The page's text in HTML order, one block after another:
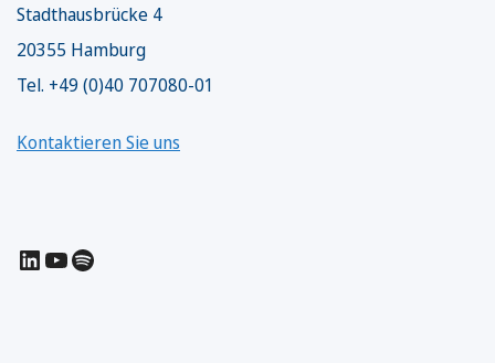
Stadthausbrücke 4
20355 Hamburg
Tel. +49 (0)40 707080-01
Kontaktieren Sie uns
LinkedIn
YouTube
Spotify